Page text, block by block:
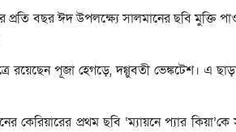
প্রতি বছর ঈদ উপলক্ষ্যে সালমানের ছবি মুক্তি
রয়েছেন পূজা হেগড়ে, দগ্গুবতী ভেঙ্কটেশ। এ
কেরিয়ারের প্রথম ছবি ‘ম্যায়নে প্যার কিয়া’কে